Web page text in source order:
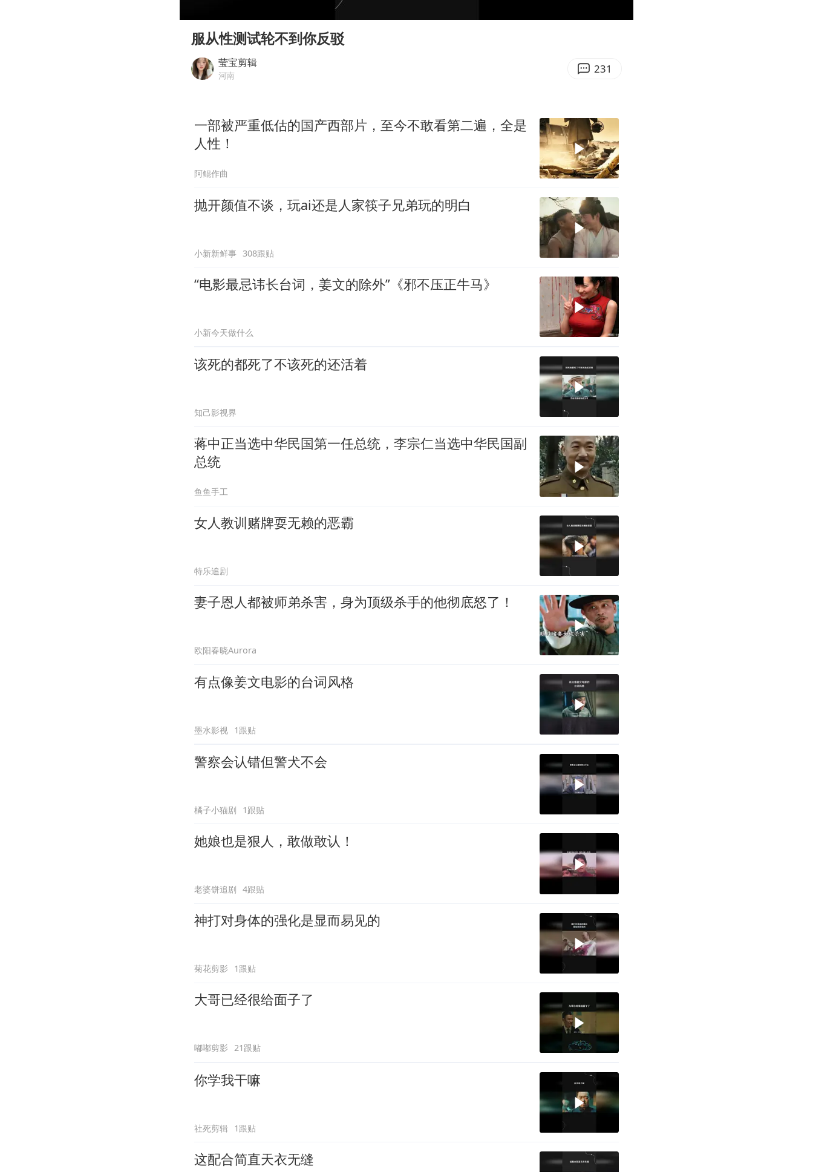
OpenAI为免费用户升级GPT-5.6 Luna
我国编制完成新版全月地质图
男子结婚8年发现3个女儿均非亲生
服从性测试轮不到你反驳
莹宝剪辑
河南 231
一部被严重低估的国产西部片，至今不敢看第二遍，全是
人性！
阿鲲作曲
抛开颜值不谈，玩ai还是人家筷子兄弟玩的明白
小新新鲜事 308跟贴
“电影最忌讳长台词，姜文的除外”《邪不压正牛马》
小新今天做什么
该死的都死了不该死的还活着
知己影视界
蒋中正当选中华民国第一任总统，李宗仁当选中华民国副
总统
鱼鱼手工
女人教训赌牌耍无赖的恶霸
特乐追剧
妻子恩人都被师弟杀害，身为顶级杀手的他彻底怒了！
欧阳春晓Aurora
有点像姜文电影的台词风格
墨水影视 1跟贴
警察会认错但警犬不会
橘子小猫剧 1跟贴
她娘也是狠人，敢做敢认！
老婆饼追剧 4跟贴
神打对身体的强化是显而易见的
菊花剪影 1跟贴
大哥已经很给面子了
嘟嘟剪影 21跟贴
你学我干嘛
社死剪辑 1跟贴
这配合简直天衣无缝